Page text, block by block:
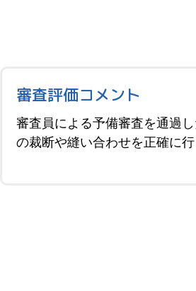
審査評価コメント
審査員による予備審査を通過
の裁断や縫い合わせを正確に